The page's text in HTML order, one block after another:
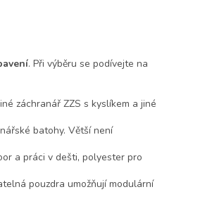
. Při výběru se podívejte na
záchranář ZZS s kyslíkem a jiné
batohy. Větší není
a práci v dešti, polyester pro
pouzdra umožňují modulární